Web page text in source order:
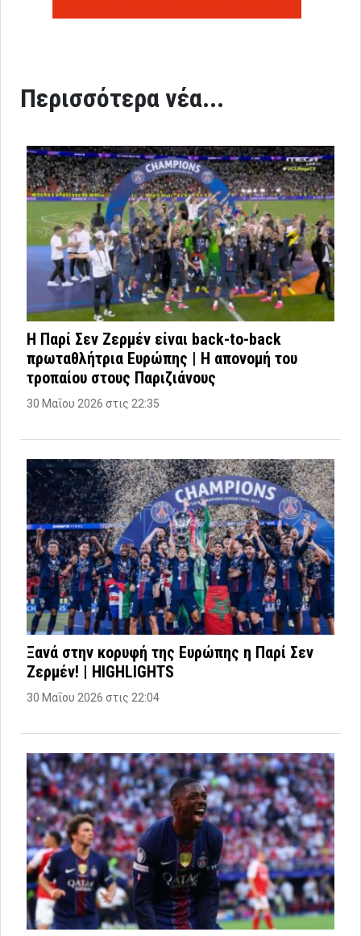
Περισσότερα νέα...
Η Παρί Σεν Ζερμέν είναι back-to-back
πρωταθλήτρια Ευρώπης | Η απονομή του
τροπαίου στους Παριζιάνους
30 Μαΐου 2026 στις 22:35
Ξανά στην κορυφή της Ευρώπης η Παρί Σεν
Ζερμέν! | HIGHLIGHTS
30 Μαΐου 2026 στις 22:04